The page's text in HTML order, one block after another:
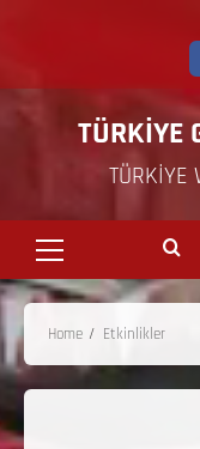
TÜRKİYE
TÜRKİYE
Home Etkinlikler